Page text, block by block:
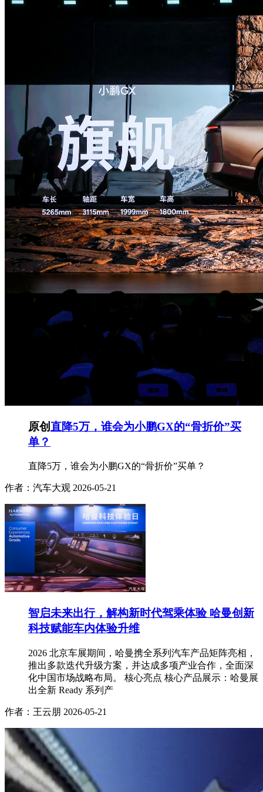
原创 直降5万，谁会为小鹏GX的“骨折价”买
单？
直降5万，谁会为小鹏GX的“骨折价”买单？
作者：汽车大观 2026-05-21
智启未来出行，解构新时代驾乘体验 哈曼创新
科技赋能车内体验升维
2026 北京车展期间，哈曼携全系列汽车产品矩阵亮相，
推出多款迭代升级方案，并达成多项产业合作，全面深
化中国市场战略布局。 核心亮点 核心产品展示：哈曼展
出全新 Ready 系列产
作者：王云朋 2026-05-21